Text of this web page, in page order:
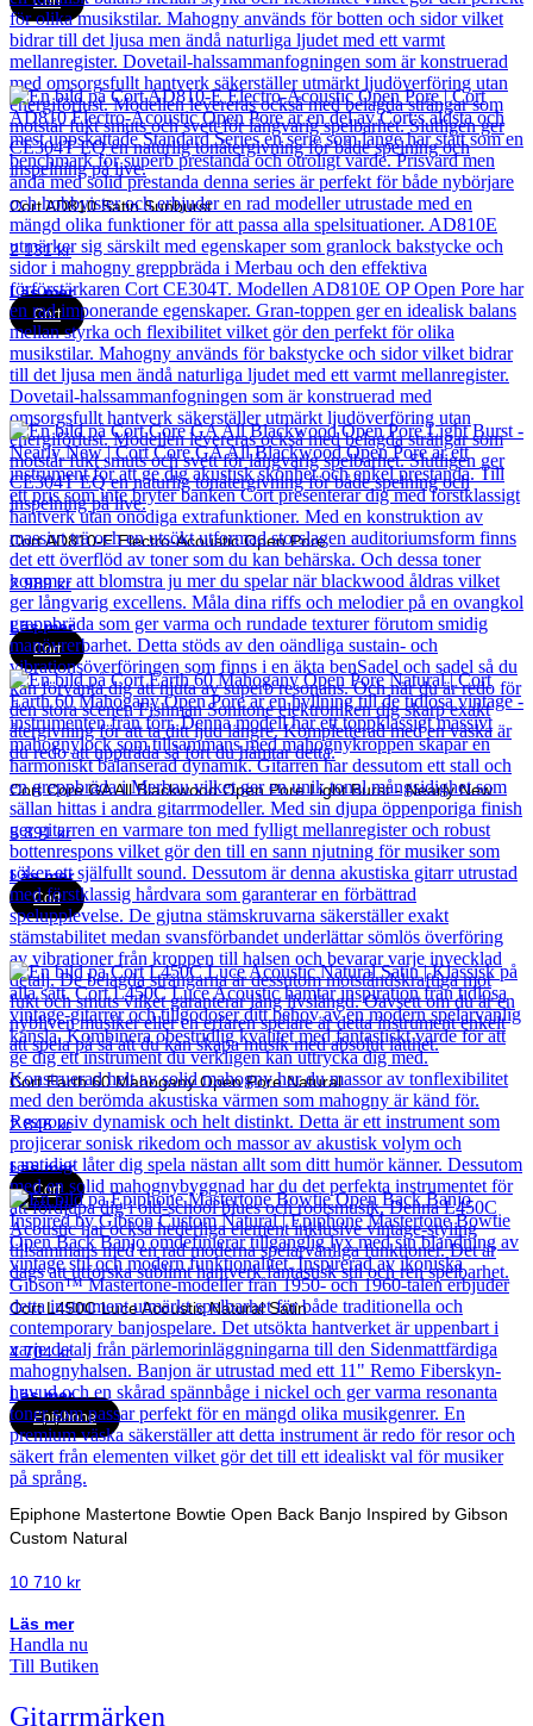
Cort AD810 Satin Sunburst
2 131kr
Läs mer
Cort
Cort AD810-E Electro-Acoustic Open Pore
2 989kr
Läs mer
Cort
Cort Core GA All Blackwood Open Pore Light Burst - Nearly New
5 891kr
Läs mer
Cort
Cort Earth 60 Mahogany Open Pore Natural
2 846kr
Läs mer
Cort
Cort L450C Luce Acoustic Natural Satin
4 704kr
Läs mer
Epiphone
Epiphone Mastertone Bowtie Open Back Banjo Inspired by Gibson
Custom Natural
10 710 kr
Läs mer
Handla nu
Till Butiken
Gitarrmärken